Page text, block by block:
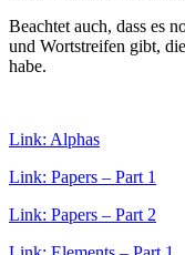
Beachtet auch, dass es
und Wortstreifen gibt,
habe.
Link: Alphas
Link: Papers – Part 1
Link: Papers – Part 2